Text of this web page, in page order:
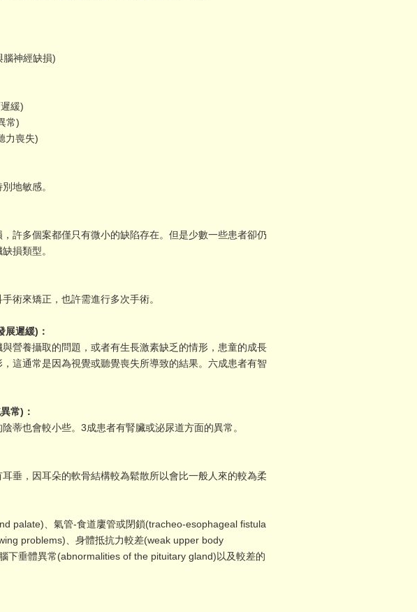
神經缺損)
緩)
常)
力喪失)
地敏感。
多個案都僅只有微小的缺陷存在。但是少數一些患者卻仍
損類型。
來矯正，也許需進行多次手術。
遲緩)：
養攝取的問題，或者有生長激素缺乏的情形，患童的成長
這通常是因為視覺或聽覺喪失所導致的結果。六成患者有智
常)：
也會較小些。3成患者有腎臟或泌尿道方面的異常。
，因耳朵的軟骨結構較為鬆散所以會比一般人來的較為柔
、氣管-食道廔管或閉鎖(tracheo-esophageal fistula
problems)、身體抵抗力較差(weak upper body
下垂體異常(abnormalities of the pituitary gland)以及較差的